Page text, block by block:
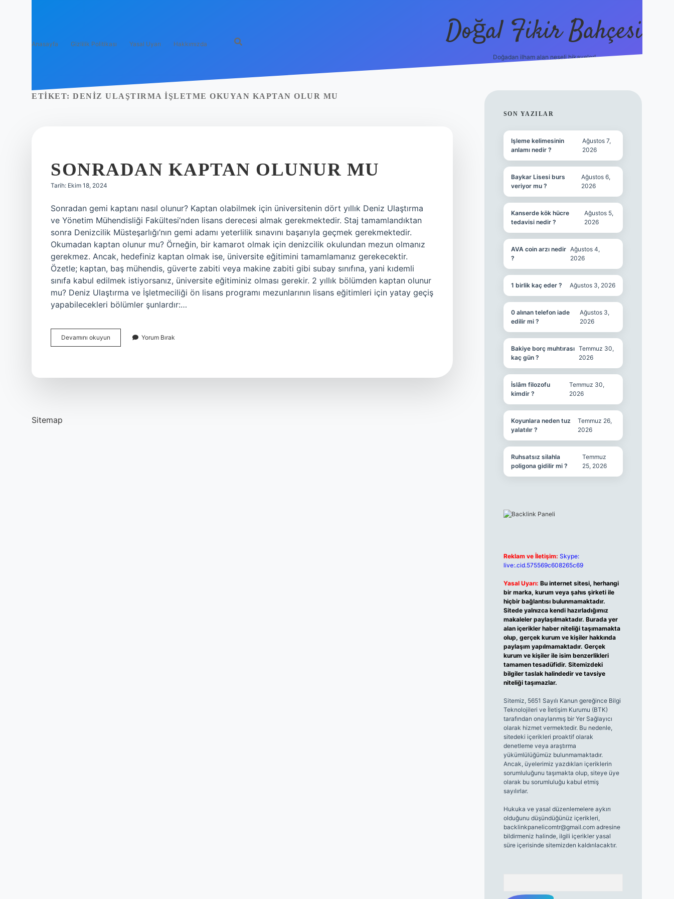
Anasayfa Gizlilik Politikası Yasal Uyarı Hakkımızda Doğal Fikir Bahçesi
Doğadan ilham alan neşeli hikayeler!
ETIKET: DENIZ ULAŞTIRMA IŞLETME OKUYAN KAPTAN OLUR MU
SONRADAN KAPTAN OLUNUR MU
Tarih: Ekim 18, 2024
Sonradan gemi kaptanı nasıl olunur? Kaptan olabilmek için üniversitenin dört yıllık Deniz Ulaştırma
ve Yönetim Mühendisliği Fakültesi’nden lisans derecesi almak gerekmektedir. Staj tamamlandıktan
sonra Denizcilik Müsteşarlığı’nın gemi adamı yeterlilik sınavını başarıyla geçmek gerekmektedir.
Okumadan kaptan olunur mu? Örneğin, bir kamarot olmak için denizcilik okulundan mezun olmanız
gerekmez. Ancak, hedefiniz kaptan olmak ise, üniversite eğitimini tamamlamanız gerekecektir.
Özetle; kaptan, baş mühendis, güverte zabiti veya makine zabiti gibi subay sınıfına, yani kıdemli
sınıfa kabul edilmek istiyorsanız, üniversite eğitiminiz olması gerekir. 2 yıllık bölümden kaptan olunur
mu? Deniz Ulaştırma ve İşletmeciliği ön lisans programı mezunlarının lisans eğitimleri için yatay geçiş
yapabilecekleri bölümler şunlardır:…
Devamını okuyun Sonradan
Kaptan
Yorum Bırak
Sitemap
SIDEBAR
SON YAZILAR
Işleme kelimesinin
anlamı nedir ?
Ağustos 7,
2026
Baykar Lisesi burs
veriyor mu ?
Ağustos 6,
2026
Kanserde kök hücre
tedavisi nedir ?
Ağustos 5,
2026
AVA coin arzı nedir
?
Ağustos 4,
2026
1 birlik kaç eder ? Ağustos 3, 2026
0 alınan telefon iade
edilir mi ?
Ağustos 3,
2026
Bakiye borç muhtırası
kaç gün ?
Temmuz 30,
2026
İslâm filozofu
kimdir ?
Temmuz 30,
2026
Koyunlara neden tuz
yalatılır ?
Temmuz 26,
2026
Ruhsatsız silahla
poligona gidilir mi ?
Temmuz
25, 2026
Reklam ve İletişim: Skype:
live:.cid.575569c608265c69
Yasal Uyarı: Bu internet sitesi, herhangi
bir marka, kurum veya şahıs şirketi ile
hiçbir bağlantısı bulunmamaktadır.
Sitede yalnızca kendi hazırladığımız
makaleler paylaşılmaktadır. Burada yer
alan içerikler haber niteliği taşımamakta
olup, gerçek kurum ve kişiler hakkında
paylaşım yapılmamaktadır. Gerçek
kurum ve kişiler ile isim benzerlikleri
tamamen tesadüfidir. Sitemizdeki
bilgiler taslak halindedir ve tavsiye
niteliği taşımazlar.
Sitemiz, 5651 Sayılı Kanun gereğince Bilgi
Teknolojileri ve İletişim Kurumu (BTK)
tarafından onaylanmış bir Yer Sağlayıcı
olarak hizmet vermektedir. Bu nedenle,
sitedeki içerikleri proaktif olarak
denetleme veya araştırma
yükümlülüğümüz bulunmamaktadır.
Ancak, üyelerimiz yazdıkları içeriklerin
sorumluluğunu taşımakta olup, siteye üye
olarak bu sorumluluğu kabul etmiş
sayılırlar.
Hukuka ve yasal düzenlemelere aykırı
olduğunu düşündüğünüz içerikleri,
backlinkpanelicomtr@gmail.comadresine
bildirmeniz halinde, ilgili içerikler yasal
süre içerisinde sitemizden kaldırılacaktır.
grandoperabet